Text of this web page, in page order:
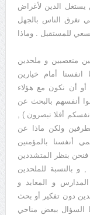
الدين لأغراض
تغرق الناس بالجهل
للمستقبل . وماذا
متعصبين و ملحدين
أمام خيارين
أن نكون مع هؤلاء
أنفسهم بالبحث عن
أفلا تبصرون ) ,
ولكن ماذا عن
أنفسنا بالمؤمنين
فنحن بنظر المتشددين
و بالنسبة للملحدين
و المعابد و
دون تفكير أو بحث
السؤال ببعض مناحي